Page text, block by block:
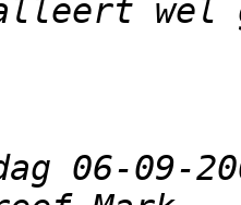
06-09-